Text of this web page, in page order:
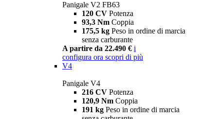
Panigale V2 FB63
120 CV Potenza
93,3 Nm Coppia
175,5 kg Peso in ordine di marcia
senza carburante
A partire da 22.490 € i
configura ora scopri di più
V4
Panigale V4
216 CV Potenza
120,9 Nm Coppia
191 kg Peso in ordine di marcia